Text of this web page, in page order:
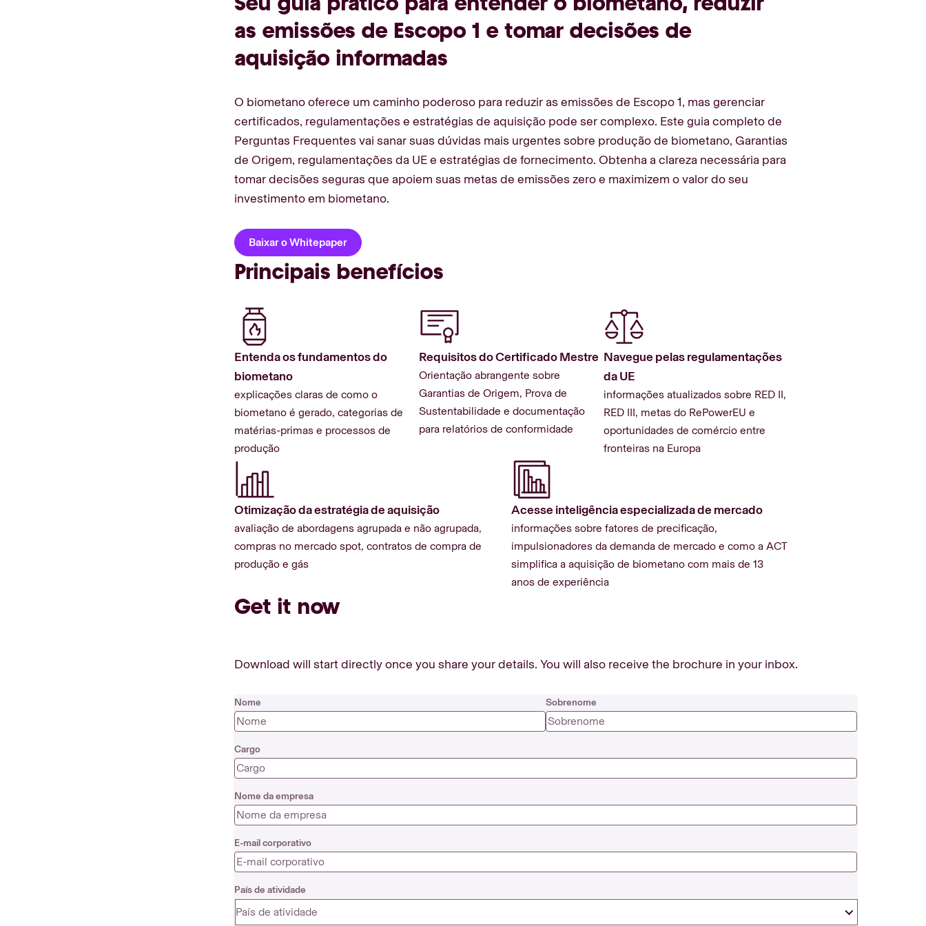
as emissões de Escopo 1 e tomar decisões de
aquisição informadas
O biometano oferece um caminho poderoso para reduzir as emissões de Escopo 1, mas gerenciar
certificados, regulamentações e estratégias de aquisição pode ser complexo. Este guia completo de
Perguntas Frequentes vai sanar suas dúvidas mais urgentes sobre produção de biometano, Garantias
de Origem, regulamentações da UE e estratégias de fornecimento. Obtenha a clareza necessária para
tomar decisões seguras que apoiem suas metas de emissões zero e maximizem o valor do seu
investimento em biometano.
Baixar o Whitepaper
Principais benefícios
Entenda os fundamentos do
biometano
explicações claras de como o
biometano é gerado, categorias de
matérias-primas e processos de
produção
Requisitos do Certificado Mestre
Orientação abrangente sobre
Garantias de Origem, Prova de
Sustentabilidade e documentação
para relatórios de conformidade
Navegue pelas regulamentações
da UE
informações atualizados sobre RED II,
RED III, metas do RePowerEU e
oportunidades de comércio entre
fronteiras na Europa
Otimização da estratégia de aquisição
avaliação de abordagens agrupada e não agrupada,
compras no mercado spot, contratos de compra de
produção e gás
Acesse inteligência especializada de mercado
informações sobre fatores de precificação,
impulsionadores da demanda de mercado e como a ACT
simplifica a aquisição de biometano com mais de 13
anos de experiência
Get it now
Download will start directly once you share your details. You will also receive the brochure in your inbox.
Nome Sobrenome
Cargo
Nome da empresa
E-mail corporativo
País de atividade
País de atividade